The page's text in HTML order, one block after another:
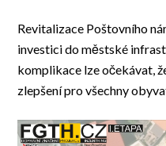
Revitalizace Poštovního
investici do městské
komplikace lze očekávat,
zlepšení pro všechny